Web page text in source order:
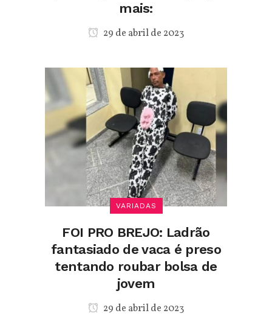
mais:
29 de abril de 2023
VARIADAS
FOI PRO BREJO: Ladrão
fantasiado de vaca é preso
tentando roubar bolsa de
jovem
29 de abril de 2023